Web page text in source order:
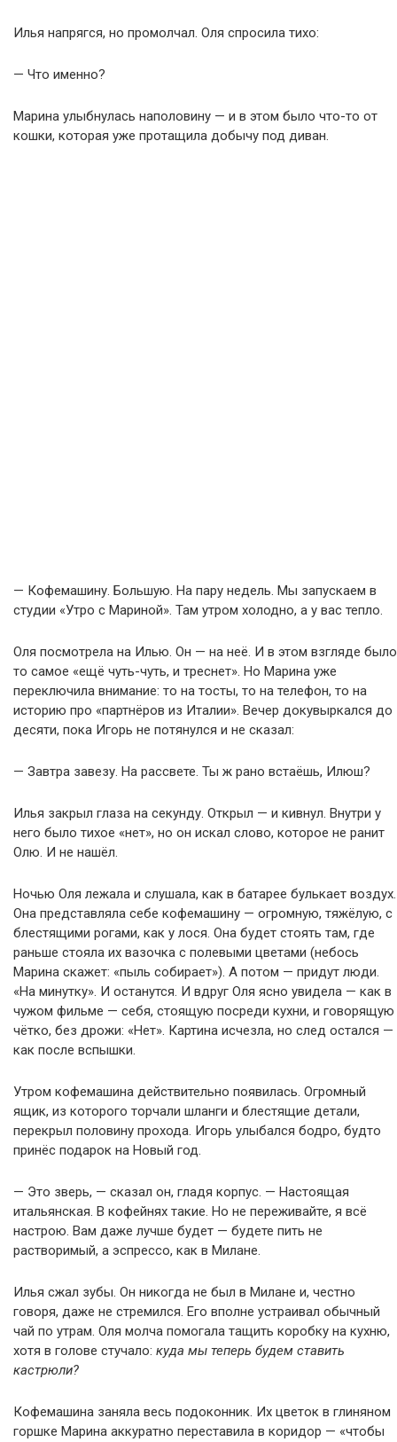
Илья напрягся, но промолчал. Оля спросила тихо:
— Что именно?
Марина улыбнулась наполовину — и в этом было что-то от
кошки, которая уже протащила добычу под диван.
— Кофемашину. Большую. На пару недель. Мы запускаем в
студии «Утро с Мариной». Там утром холодно, а у вас тепло.
Оля посмотрела на Илью. Он — на неё. И в этом взгляде было
то самое «ещё чуть-чуть, и треснет». Но Марина уже
переключила внимание: то на тосты, то на телефон, то на
историю про «партнёров из Италии». Вечер докувыркался до
десяти, пока Игорь не потянулся и не сказал:
— Завтра завезу. На рассвете. Ты ж рано встаёшь, Илюш?
Илья закрыл глаза на секунду. Открыл — и кивнул. Внутри у
него было тихое «нет», но он искал слово, которое не ранит
Олю. И не нашёл.
Ночью Оля лежала и слушала, как в батарее булькает воздух.
Она представляла себе кофемашину — огромную, тяжёлую, с
блестящими рогами, как у лося. Она будет стоять там, где
раньше стояла их вазочка с полевыми цветами (небось
Марина скажет: «пыль собирает»). А потом — придут люди.
«На минутку». И останутся. И вдруг Оля ясно увидела — как в
чужом фильме — себя, стоящую посреди кухни, и говорящую
чётко, без дрожи: «Нет». Картина исчезла, но след остался —
как после вспышки.
Утром кофемашина действительно появилась. Огромный
ящик, из которого торчали шланги и блестящие детали,
перекрыл половину прохода. Игорь улыбался бодро, будто
принёс подарок на Новый год.
— Это зверь, — сказал он, гладя корпус. — Настоящая
итальянская. В кофейнях такие. Но не переживайте, я всё
настрою. Вам даже лучше будет — будете пить не
растворимый, а эспрессо, как в Милане.
Илья сжал зубы. Он никогда не был в Милане и, честно
говоря, даже не стремился. Его вполне устраивал обычный
чай по утрам. Оля молча помогала тащить коробку на кухню,
хотя в голове стучало: куда мы теперь будем ставить
кастрюли?
Кофемашина заняла весь подоконник. Их цветок в глиняном
горшке Марина аккуратно переставила в коридор — «чтобы